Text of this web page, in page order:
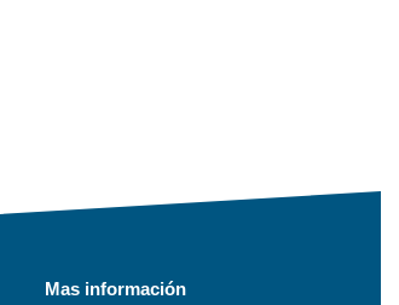
Mas información